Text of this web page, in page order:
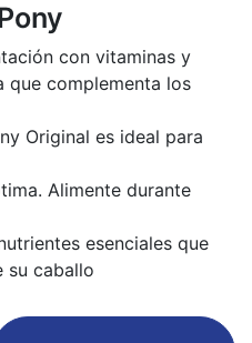
con vitaminas y
que complementa los
Original es ideal para
Alimente durante
esenciales que
su caballo